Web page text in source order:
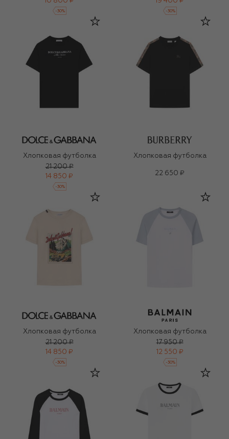
-30% -30%
Хлопковая футболка
21 200 ₽
14 850 ₽
-30%
Хлопковая футболка
22 650 ₽
Хлопковая футболка
21 200 ₽
14 850 ₽
-30%
Хлопковая футболка
17 950 ₽
12 550 ₽
-30%